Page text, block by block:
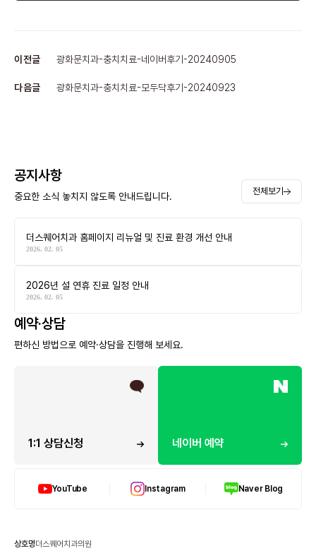
이전글 광화문치과-충치치료-네이버후기-20240905
다음글 광화문치과-충치치료-모두닥후기-20240923
공지사항
중요한 소식 놓치지 않도록 안내드립니다. 전체보기
더스퀘어치과 홈페이지 리뉴얼 및 진료 환경 개선 안내
2026. 02. 05
2026년 설 연휴 진료 일정 안내
2026. 02. 05
예약·상담
편하신 방법으로 예약·상담을 진행해 보세요.
1:1 상담신청 네이버 예약
YouTube Instagram Naver Blog
상호명더스퀘어치과의원